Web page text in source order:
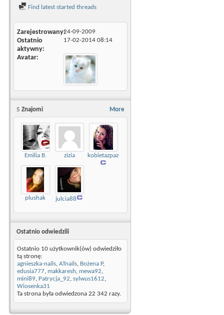
Find latest started threads
Zarejestrowany24-09-2009
Ostatnio
aktywny
17-02-2014 08:14
Avatar
More
5 Znajomi
Emilia B. zizia kobietazpazurem
plushak julcia88
Ostatnio odwiedzili
Ostatnio 10 użytkownik(ów) odwiedziło
tą stronę:
agnieszka-nails, ATnails, Bożena P,
edusia777, makkaresh, mewa92,
mini89, Patrycja_92, sylwus1612,
Wiosenka31
Ta strona była odwiedzona 22 342 razy.